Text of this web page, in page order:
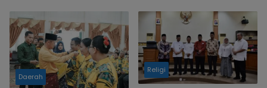
Daerah
Religi